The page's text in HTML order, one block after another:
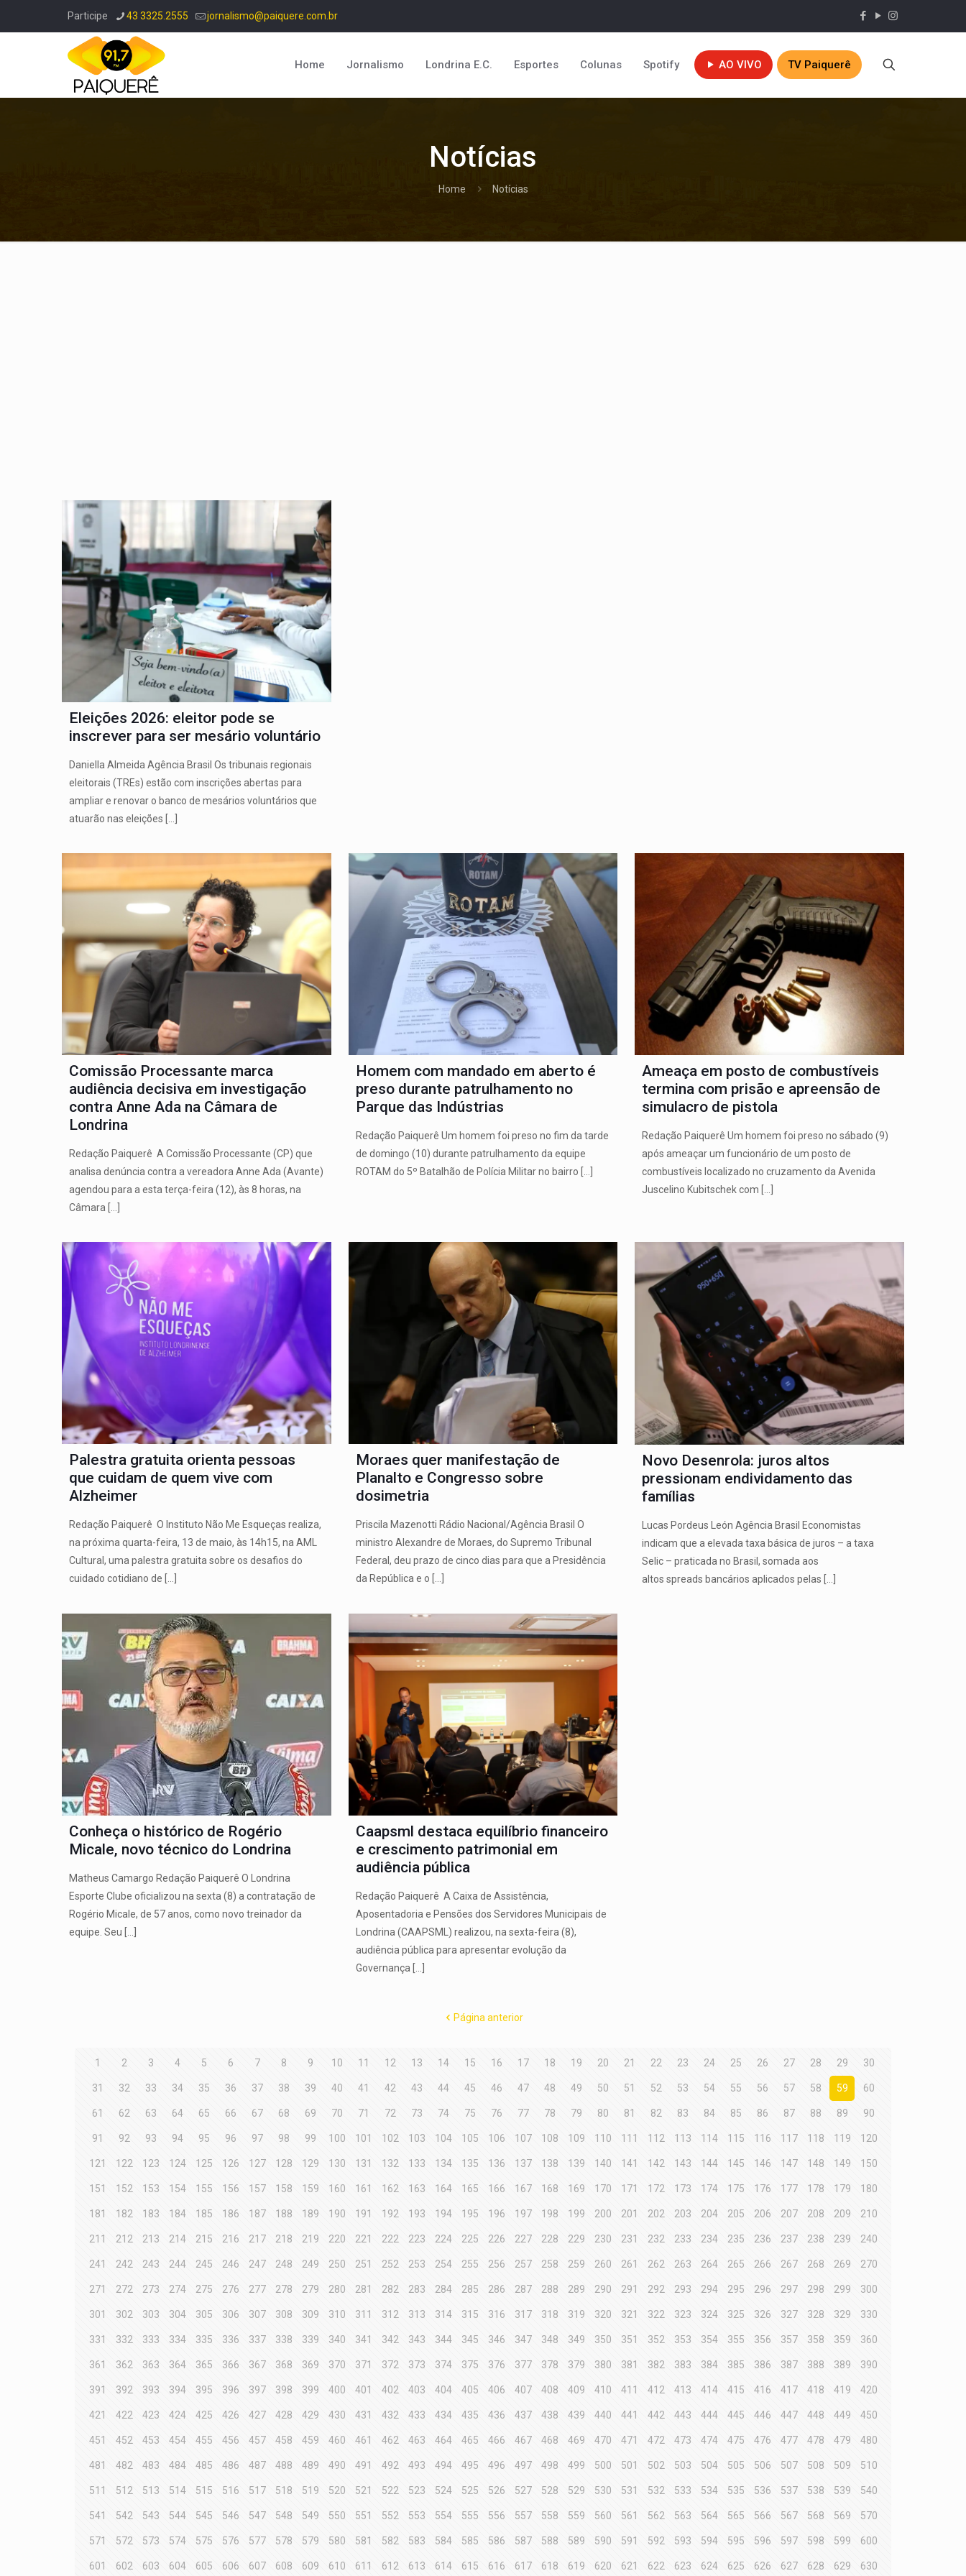
Participe 43 3325.2555 jornalismo@paiquere.com.br
Home Jornalismo Londrina E.C. Esportes Colunas Spotify AO VIVO TV Paiquerê
Notícias
Home Notícias
Eleições 2026: eleitor pode se
inscrever para ser mesário voluntário
Daniella Almeida Agência Brasil Os tribunais regionais
eleitorais (TREs) estão com inscrições abertas para
ampliar e renovar o banco de mesários voluntários que
atuarão nas eleições
Comissão Processante marca
audiência decisiva em investigação
contra Anne Ada na Câmara de
Londrina
Redação Paiquerê A Comissão Processante (CP) que
analisa denúncia contra a vereadora Anne Ada (Avante)
agendou para a esta terça-feira (12), às 8 horas, na
Câmara
Homem com mandado em aberto é
preso durante patrulhamento no
Parque das Indústrias
Redação Paiquerê Um homem foi preso no fim da tarde
de domingo (10) durante patrulhamento da equipe
ROTAM do 5º Batalhão de Polícia Militar no bairro
Ameaça em posto de combustíveis
termina com prisão e apreensão de
simulacro de pistola
Redação Paiquerê Um homem foi preso no sábado (9)
após ameaçar um funcionário de um posto de
combustíveis localizado no cruzamento da Avenida
Juscelino Kubitschek com
Palestra gratuita orienta pessoas
que cuidam de quem vive com
Alzheimer
Redação Paiquerê O Instituto Não Me Esqueças realiza,
na próxima quarta-feira, 13 de maio, às 14h15, na AML
Cultural, uma palestra gratuita sobre os desafios do
cuidado cotidiano de
Moraes quer manifestação de
Planalto e Congresso sobre
dosimetria
Priscila Mazenotti Rádio Nacional/Agência Brasil O
ministro Alexandre de Moraes, do Supremo Tribunal
Federal, deu prazo de cinco dias para que a Presidência
da República e o
Novo Desenrola: juros altos
pressionam endividamento das
famílias
Lucas Pordeus León Agência Brasil Economistas
indicam que a elevada taxa básica de juros – a taxa
Selic – praticada no Brasil, somada aos
altos spreads bancários aplicados pelas […]
Conheça o histórico de Rogério
Micale, novo técnico do Londrina
Matheus Camargo Redação Paiquerê O Londrina
Esporte Clube oficializou na sexta (8) a contratação de
Rogério Micale, de 57 anos, como novo treinador da
equipe. Seu […]
Caapsml destaca equilíbrio financeiro
e crescimento patrimonial em
audiência pública
Redação Paiquerê A Caixa de Assistência,
Aposentadoria e Pensões dos Servidores Municipais de
Londrina (CAAPSML) realizou, na sexta-feira (8),
audiência pública para apresentar evolução da
Governança […]
Página anterior
1 2 3 4 5 6 7 8 9 10 11 12 13 14 15 16 17 18 19 20 21 22 23 24 25 26 27 28 29 30
31 32 33 34 35 36 37 38 39 40 41 42 43 44 45 46 47 48 49 50 51 52 53 54 55 56 57 58 59 60
61 62 63 64 65 66 67 68 69 70 71 72 73 74 75 76 77 78 79 80 81 82 83 84 85 86 87 88 89 90
91 92 93 94 95 96 97 98 99 100 101 102 103 104 105 106 107 108 109 110 111 112 113 114 115 116 117 118 119 120
121 122 123 124 125 126 127 128 129 130 131 132 133 134 135 136 137 138 139 140 141 142 143 144 145 146 147 148 149 150
151 152 153 154 155 156 157 158 159 160 161 162 163 164 165 166 167 168 169 170 171 172 173 174 175 176 177 178 179 180
181 182 183 184 185 186 187 188 189 190 191 192 193 194 195 196 197 198 199 200 201 202 203 204 205 206 207 208 209 210
211 212 213 214 215 216 217 218 219 220 221 222 223 224 225 226 227 228 229 230 231 232 233 234 235 236 237 238 239 240
241 242 243 244 245 246 247 248 249 250 251 252 253 254 255 256 257 258 259 260 261 262 263 264 265 266 267 268 269 270
271 272 273 274 275 276 277 278 279 280 281 282 283 284 285 286 287 288 289 290 291 292 293 294 295 296 297 298 299 300
301 302 303 304 305 306 307 308 309 310 311 312 313 314 315 316 317 318 319 320 321 322 323 324 325 326 327 328 329 330
331 332 333 334 335 336 337 338 339 340 341 342 343 344 345 346 347 348 349 350 351 352 353 354 355 356 357 358 359 360
361 362 363 364 365 366 367 368 369 370 371 372 373 374 375 376 377 378 379 380 381 382 383 384 385 386 387 388 389 390
391 392 393 394 395 396 397 398 399 400 401 402 403 404 405 406 407 408 409 410 411 412 413 414 415 416 417 418 419 420
421 422 423 424 425 426 427 428 429 430 431 432 433 434 435 436 437 438 439 440 441 442 443 444 445 446 447 448 449 450
451 452 453 454 455 456 457 458 459 460 461 462 463 464 465 466 467 468 469 470 471 472 473 474 475 476 477 478 479 480
481 482 483 484 485 486 487 488 489 490 491 492 493 494 495 496 497 498 499 500 501 502 503 504 505 506 507 508 509 510
511 512 513 514 515 516 517 518 519 520 521 522 523 524 525 526 527 528 529 530 531 532 533 534 535 536 537 538 539 540
541 542 543 544 545 546 547 548 549 550 551 552 553 554 555 556 557 558 559 560 561 562 563 564 565 566 567 568 569 570
571 572 573 574 575 576 577 578 579 580 581 582 583 584 585 586 587 588 589 590 591 592 593 594 595 596 597 598 599 600
601 602 603 604 605 606 607 608 609 610 611 612 613 614 615 616 617 618 619 620 621 622 623 624 625 626 627 628 629 630